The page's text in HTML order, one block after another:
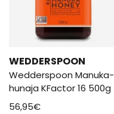
WEDDERSPOON
Wedderspoon Manuka-
hunaja KFactor 16 500g
56,95€